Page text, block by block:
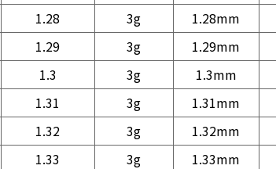
1.28 3g 1.28mm
1.29 3g 1.29mm
1.3 3g 1.3mm
1.31 3g 1.31mm
1.32 3g 1.32mm
1.33 3g 1.33mm